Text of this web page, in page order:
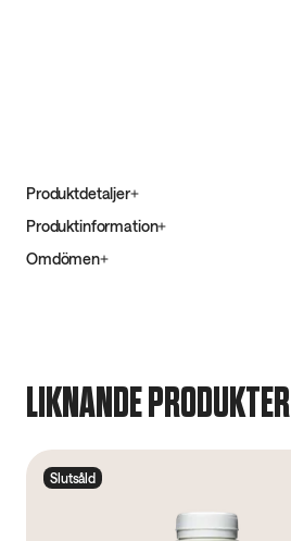
Produktdetaljer
Produktinformation
Omdömen
LIKNANDE PRODUKTER
Slutsåld